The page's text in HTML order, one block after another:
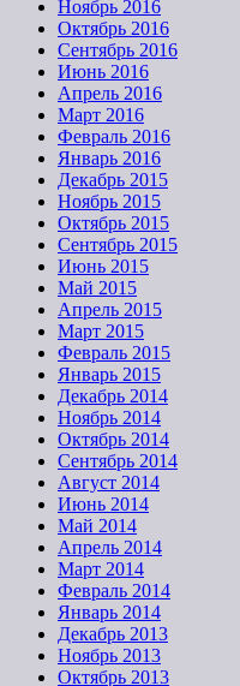
Ноябрь 2016
Октябрь 2016
Сентябрь 2016
Июнь 2016
Апрель 2016
Март 2016
Февраль 2016
Январь 2016
Декабрь 2015
Ноябрь 2015
Октябрь 2015
Сентябрь 2015
Июнь 2015
Май 2015
Апрель 2015
Март 2015
Февраль 2015
Январь 2015
Декабрь 2014
Ноябрь 2014
Октябрь 2014
Сентябрь 2014
Август 2014
Июнь 2014
Май 2014
Апрель 2014
Март 2014
Февраль 2014
Январь 2014
Декабрь 2013
Ноябрь 2013
Октябрь 2013